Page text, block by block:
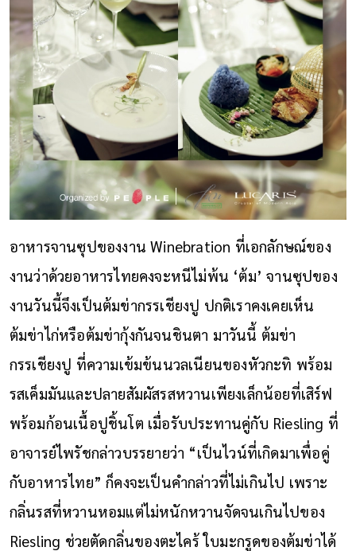
อาหารจานซุปของงาน Winebration ที่เอกลักษณ์ของ
งานว่าด้วยอาหารไทยคงจะหนีไม่พ้น ‘ต้ม’ จานซุปของ
งานวันนี้จึงเป็นต้มข่ากรรเชียงปู ปกติเราคงเคยเห็น
ต้มข่าไก่หรือต้มข่ากุ้งกันจนชินตา มาวันนี้ ต้มข่า
กรรเชียงปู ที่ความเข้มข้นนวลเนียนของหัวกะทิ พร้อม
รสเค็มมันและปลายสัมผัสรสหวานเพียงเล็กน้อยที่เสิร์ฟ
พร้อมก้อนเนื้อปูชิ้นโต เมื่อรับประทานคู่กับ Riesling ที่
อาจารย์ไพรัชกล่าวบรรยายว่า “เป็นไวน์ที่เกิดมาเพื่อคู่
กับอาหารไทย” ก็คงจะเป็นคำกล่าวที่ไม่เกินไป เพราะ
กลิ่นรสที่หวานหอมแต่ไม่หนักหวานจัดจนเกินไปของ
Riesling ช่วยตัดกลิ่นของตะไคร้ ใบมะกรูดของต้มข่าได้